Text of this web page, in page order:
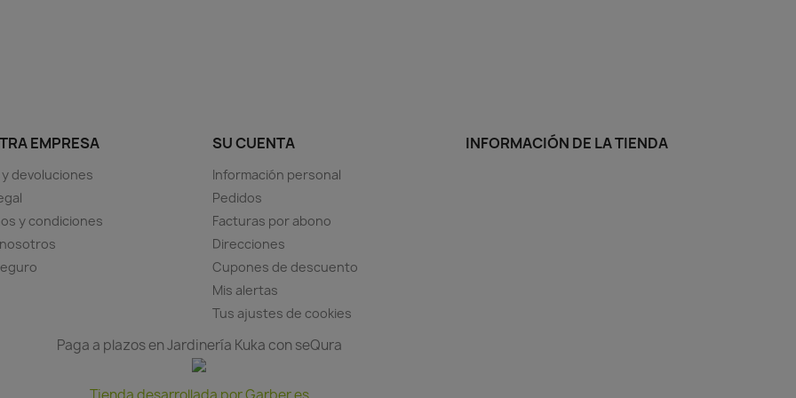
EMPRESA
y devoluciones
y condiciones
SU CUENTA
Información personal
Pedidos
Facturas por abono
Direcciones
Cupones de descuento
Mis alertas
Tus ajustes de cookies
INFORMACIÓN DE LA TIENDA
Paga a plazos en Jardinería Kuka con seQura